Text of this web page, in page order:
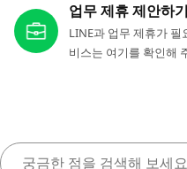
업무 제휴 제안하기
LINE과 업무 제휴가
비스는 여기를 확인해